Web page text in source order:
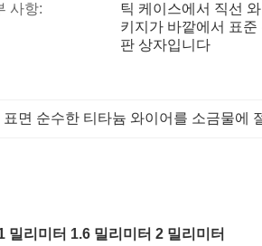
사항:
틱 케이스에서 직선
키지가 바깥에서 표준
판 상자입니다
표면 순수한 티타늄 와이어를 소금물에
리미터 1.6 밀리미터 2 밀리미터